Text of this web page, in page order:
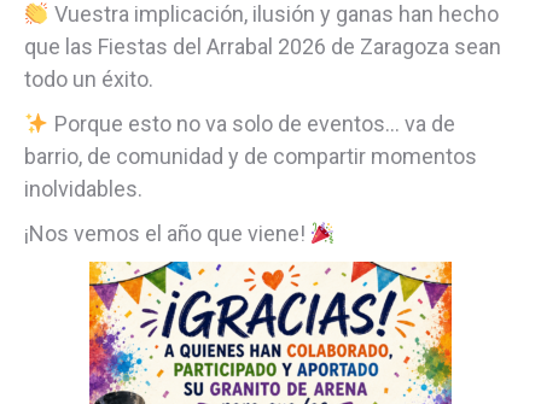
Vuestra implicación, ilusión y ganas han hecho
que las Fiestas del Arrabal 2026 de Zaragoza sean
todo un éxito.
Porque esto no va solo de eventos… va de
barrio, de comunidad y de compartir momentos
inolvidables.
¡Nos vemos el año que viene!